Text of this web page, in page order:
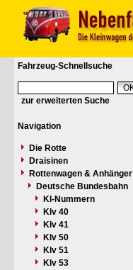
Fahrzeug-Schnellsuche
zur erweiterten Suche
Navigation
Die Rotte
Draisinen
Rottenwagen & Anhänger
Deutsche Bundesbahn
Kl-Nummern
Klv 40
Klv 41
Klv 50
Klv 51
Klv 53